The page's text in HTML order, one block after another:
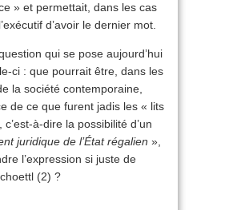
» et permettait, dans les cas
d’avoir le dernier mot.
qui se pose aujourd’hui
ci : que pourrait être, dans les
la société contemporaine,
de ce que furent jadis les « lits
à-dire la possibilité d’un
juridique de l’État régalien »,
l’expression si juste de
(2) ?